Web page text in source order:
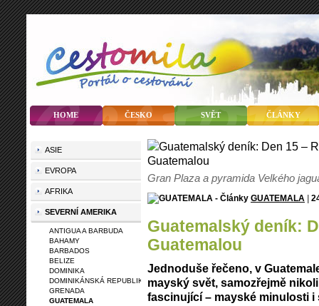
HOME ČESKO SVĚT ČLÁNKY
Gran Plaza a pyramida Velkého
GUATEMALA |
Guatemalský deník: Den 15 – Rozloučení s
Guatemalou
Jednoduše řečeno, v
mayský svět, samozřejmě
fascinující – mayské minulosti
ASIE
EVROPA
AFRIKA
SEVERNÍ AMERIKA
ANTIGUA A BARBUDA
BAHAMY
BARBADOS
BELIZE
DOMINIKA
DOMINIKÁNSKÁ REPUBLIKA
GRENADA
GUATEMALA